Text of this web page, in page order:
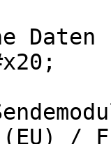
Daten
/